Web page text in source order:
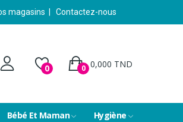
magasins Contactez-nous
0 0,000 TND
0
Bébé Et Maman
Hygiène